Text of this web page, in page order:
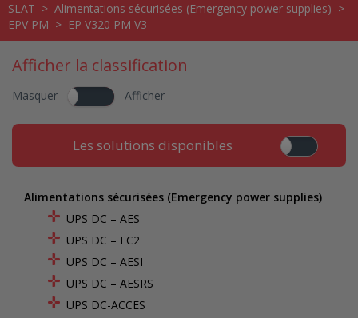
SLAT > Alimentations sécurisées (Emergency power supplies) >
EPV PM > EP V320 PM V3
Afficher la classification
Masquer Afficher
Les solutions disponibles
Alimentations sécurisées (Emergency power supplies)
UPS DC – AES
UPS DC – EC2
UPS DC – AESI
UPS DC – AESRS
UPS DC-ACCES